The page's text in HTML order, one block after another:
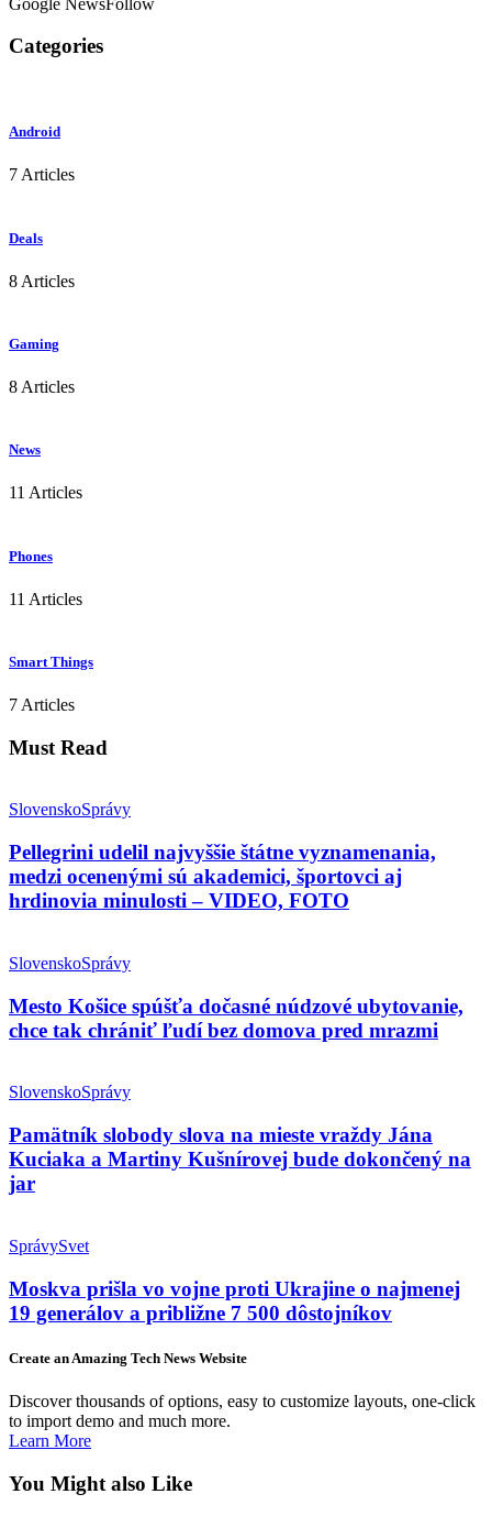
Categories
Android
7 Articles
Deals
8 Articles
Gaming
8 Articles
News
11 Articles
Phones
11 Articles
Smart Things
7 Articles
Must Read
SlovenskoSprávy
Pellegrini udelil najvyššie štátne vyznamenania,
medzi ocenenými sú akademici, športovci aj
hrdinovia minulosti – VIDEO, FOTO
SlovenskoSprávy
Mesto Košice spúšťa dočasné núdzové ubytovanie,
chce tak chrániť ľudí bez domova pred mrazmi
SlovenskoSprávy
Pamätník slobody slova na mieste vraždy Jána
Kuciaka a Martiny Kušnírovej bude dokončený na
jar
SprávySvet
Moskva prišla vo vojne proti Ukrajine o najmenej
19 generálov a približne 7 500 dôstojníkov
Create an Amazing Tech News Website
Discover thousands of options, easy to customize layouts, one-click
to import demo and much more.
Learn More
You Might also Like